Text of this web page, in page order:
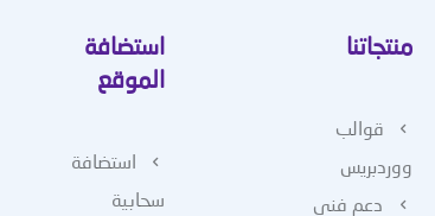
منتجاتنا
قوالب
ووردبريس
دعم فني
استضافة
الموقع
استضافة
سحابية